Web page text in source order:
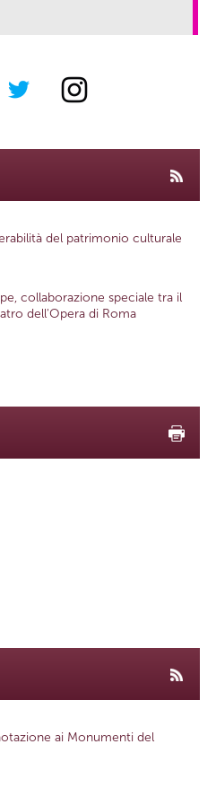
del patrimonio culturale
collaborazione speciale tra il
dell'Opera di Roma
ai Monumenti del